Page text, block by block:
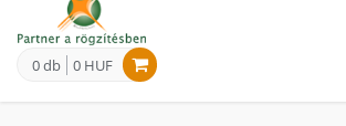
0 db 0 HUF